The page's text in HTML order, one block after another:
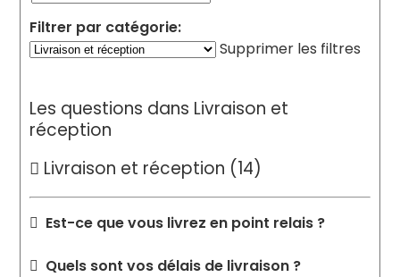
Filtrer par catégorie:
Supprimer les filtres
Les questions dans Livraison et
réception
Livraison et réception (14)
Est-ce que vous livrez en point relais ?
Quels sont vos délais de livraison ?